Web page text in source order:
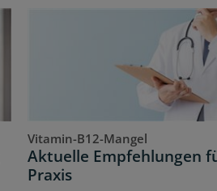
Vitamin-B12-Mangel
Aktuelle Empfehlungen
Praxis